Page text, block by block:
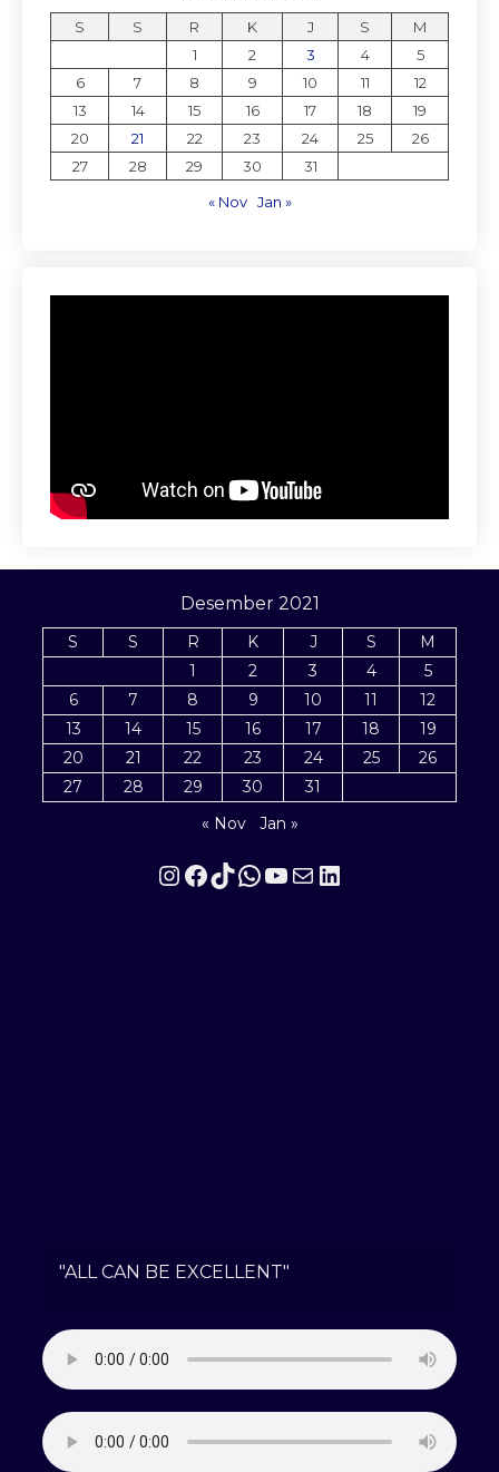
S S R K J S
M
1
2 3 4
5
6
7 8 9 10 11
12
13
14 15 16 17 18
19
20
21 22 23 24 25
26
27
28 29 30
31
« Nov Jan »
Desember 2021
S S R K J S
M
1
2 3 4
5
6
7 8 9 10 11
12
13
14 15 16 17 18
19
20
21 22 23 24 25
26
27
28 29 30
31
« Nov
Jan »
Instagram
Facebook
TikTok
WhatsApp
YouTube
MailLinkedIn
"ALL CAN BE EXCELLENT"